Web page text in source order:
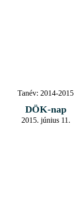
Tanév: 2014-2015
DÖK-nap
2015. június 11.